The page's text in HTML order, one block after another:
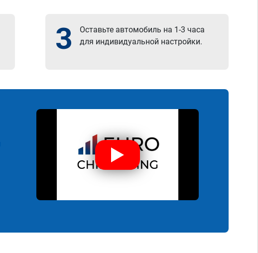
3
Оставьте автомобиль на 1-3 часа
для индивидуальной настройки.